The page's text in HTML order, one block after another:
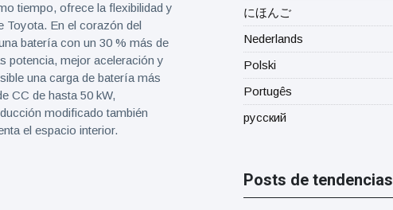
tiempo, ofrece la flexibilidad y
Toyota. En el corazón del
batería con un 30 % más de
potencia, mejor aceleración y
una carga de batería más
CC de hasta 50 kW,
modificado también
el espacio interior.
にほんご
Nederlands
Polski
Portugês
русский
Posts de tendencias